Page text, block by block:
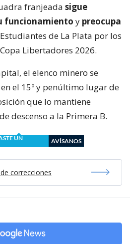
franjeada sigue
funcionamiento y preocupa
de La Plata por los
Libertadores 2026.
el elenco minero se
el 15º y penúltimo lugar de
que lo mantiene
descenso a la Primera B.
UN
AVÍSANOS
correcciones